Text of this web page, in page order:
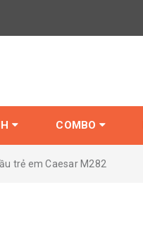
COMBO
trẻ em Caesar M282